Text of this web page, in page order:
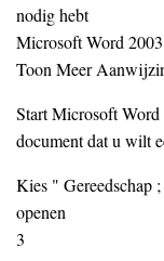
nodig hebt
Microsoft Word 2003
Toon Meer
Start Microsoft Word
document dat u wilt
Kies " Gereedschap
openen
3